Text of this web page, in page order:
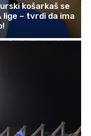
košarkaš se
lige – tvrdi da ima